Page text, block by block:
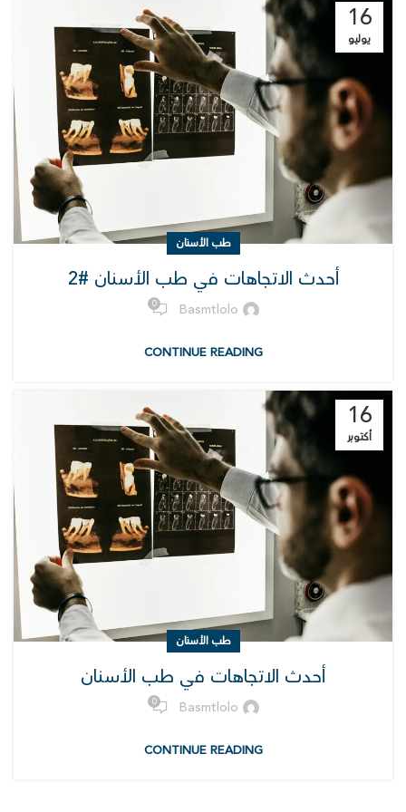
16
يوليو
طب الأسنان
أحدث الاتجاهات في طب الأسنان #2
Basmtlolo
0
CONTINUE READING
16
أكتوبر
طب الأسنان
أحدث الاتجاهات في طب الأسنان
Basmtlolo
0
CONTINUE READING